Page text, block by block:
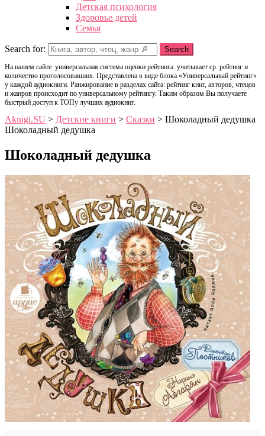
Детская психология
Здоровье детей
Семья
Search for: Search
На нашем сайте универсальная система оценки рейтинга учитывает ср. рейтинг и
количество проголосовавших. Представлена в виде блока «Универсальный рейтинг»
у каждой аудиокниги. Ранжирование в разделах сайта: рейтинг книг, авторов, чтецов
и жанров происходит по универсальному рейтингу. Таким образом Вы получаете
быстрый доступ к ТОПу лучших аудиокниг.
Aknigi.SU > Детские книги > Сказки > Шоколадный дедушка
Шоколадный дедушка
Шоколадный дедушка